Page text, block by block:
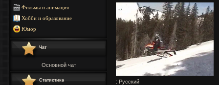
Фильмы и анимация
Хобби и образование
Юмор
Чат
Основной чат
Статистика
: Русский